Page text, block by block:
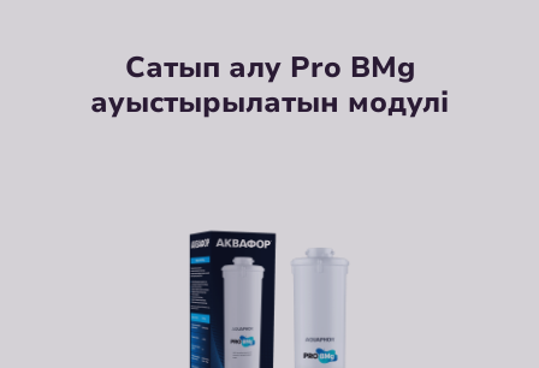
Сатып алу Pro BMg
ауыстырылатын модулі